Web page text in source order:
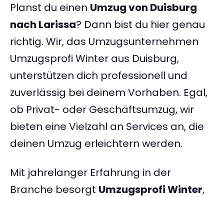
Planst du einen Umzug von Duisburg
nach Larissa? Dann bist du hier genau
richtig. Wir, das Umzugsunternehmen
Umzugsprofi Winter aus Duisburg,
unterstützen dich professionell und
zuverlässig bei deinem Vorhaben. Egal,
ob Privat- oder Geschäftsumzug, wir
bieten eine Vielzahl an Services an, die
deinen Umzug erleichtern werden.
Mit jahrelanger Erfahrung in der
Branche besorgt Umzugsprofi Winter,